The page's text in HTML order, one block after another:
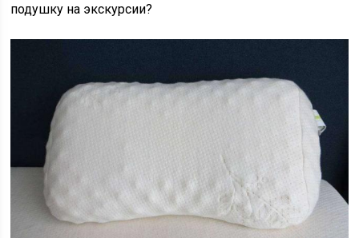
подушку на экскурсии?